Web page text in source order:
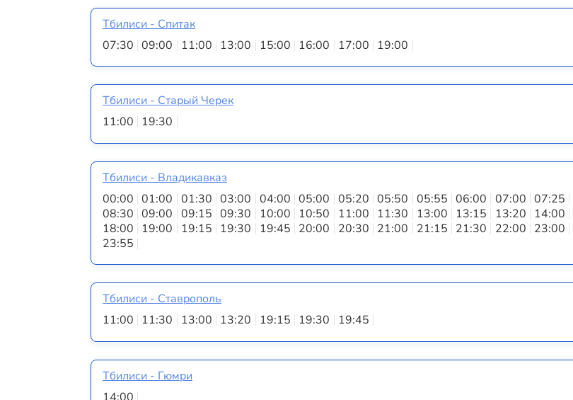
Тбилиси - Спитак
07:30 09:00 11:00 13:00 15:00 16:00 17:00 19:00
Тбилиси - Старый Черек
11:00
19:30
Тбилиси - Владикавказ
00:00 01:00 01:30 03:00 04:00 05:00 05:20 05:50 05:55 06:00 07:00 07:25
08:30 09:00 09:15 09:30 10:00 10:50 11:00 11:30 13:00 13:15 13:20 14:00
18:00
19:00 19:15 19:30 19:45 20:00 20:30 21:00 21:15 21:30 22:00 23:00
23:55
Тбилиси - Ставрополь
11:00
11:30 13:00 13:20 19:15 19:30 19:45
Тбилиси - Гюмри